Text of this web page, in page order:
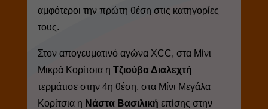
αμφότεροι την πρώτη θέση στις κατηγορίες
τους.
Στον απογευματινό αγώνα XCC, στα Μίνι
Μικρά Κορίτσια η Τζιούβα Διαλεχτή
τερμάτισε στην 4η θέση, στα Μίνι Μεγάλα
Κορίτσια η Νάστα Βασιλική επίσης στην